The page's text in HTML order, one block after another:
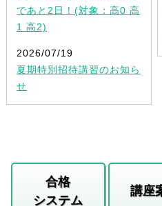
であと2日！(対象：高0 高
1 高2)
2026/07/19
夏期特別招待講習のお知ら
せ
合格
システム
講座